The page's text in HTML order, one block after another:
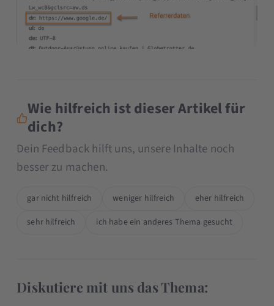
Wie hilfreich ist dieser Artikel für
dich?
Dein Feedback hilft uns, unsere Inhalte noch
besser zu machen.
gar nicht hilfreich weniger hilfreich
eher hilfreich
sehr hilfreich
ich habe ein anderes Thema gesucht
Diskutiere mit uns das Thema: